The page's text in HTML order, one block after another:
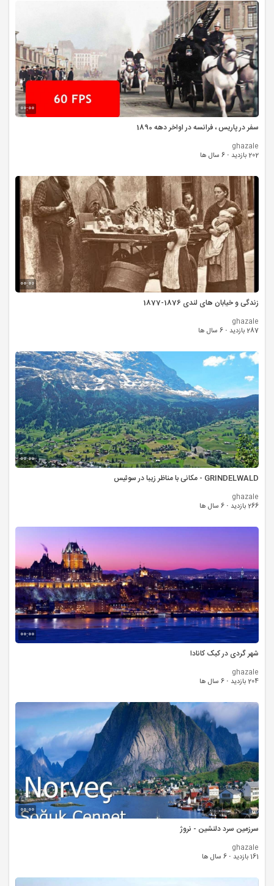
00:00
سفر در پاریس ، فرانسه در اواخر دهه 1890
ghazale
202 بازدید
· 6 سال ها
00:00
زندگی و خیابان های لندی 1876-1877
ghazale
287 بازدید
· 6 سال ها
00:00
GRINDELWALD - مکانی با مناظر زیبا در سوئیس
ghazale
266 بازدید
· 6 سال ها
00:00
شهر گردی در کبک کانادا
ghazale
204 بازدید
· 6 سال ها
00:00
سرزمین سرد دلنشین - نروژ
ghazale
161 بازدید
· 6 سال ها